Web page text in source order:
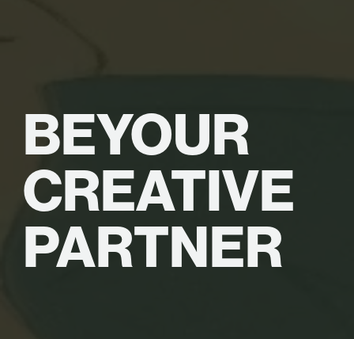
BEYOUR
CREATIVE
PARTNER